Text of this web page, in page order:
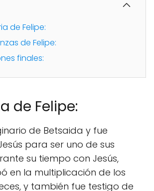
de Felipe:
de Felipe:
finales:
de Felipe:
de Betsaida y fue
para ser uno de sus
su tiempo con Jesús,
en la multiplicación de los
y también fue testigo de